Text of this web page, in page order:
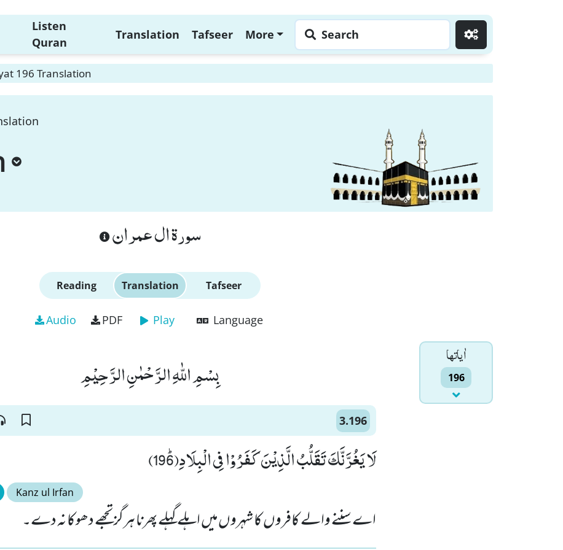
Listen
Quran
Translation Tafseer More Search
196 Translation
سورة ال عمران
Reading Translation Tafseer
Audio PDF Play Language
اٰياتها
196 بِسْمِ اللّٰهِ الرَّحْمٰنِ الرَّحِیْمِ
3.196
لَا یَغُرَّنَّكَ تَقَلُّبُ الَّذِیْنَ كَفَرُوْا فِی الْبِلَادِﭤ(196)
Kanz ul Irfan
اے سننے والے کافروں کا شہروں میں اہلے گہلے پھرنا ہرگز تجھے دھوکا نہ دے۔